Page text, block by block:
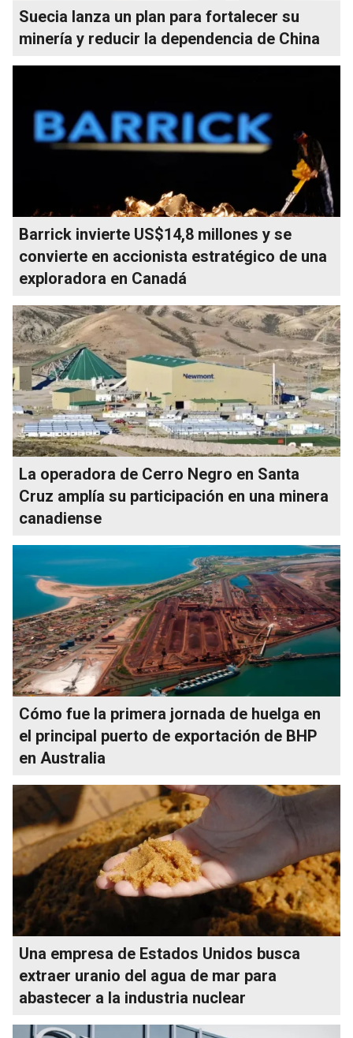
Suecia lanza un plan para fortalecer su
minería y reducir la dependencia de China
Barrick invierte US$14,8 millones y se
convierte en accionista estratégico de una
exploradora en Canadá
La operadora de Cerro Negro en Santa
Cruz amplía su participación en una minera
canadiense
Cómo fue la primera jornada de huelga en
el principal puerto de exportación de BHP
en Australia
Una empresa de Estados Unidos busca
extraer uranio del agua de mar para
abastecer a la industria nuclear